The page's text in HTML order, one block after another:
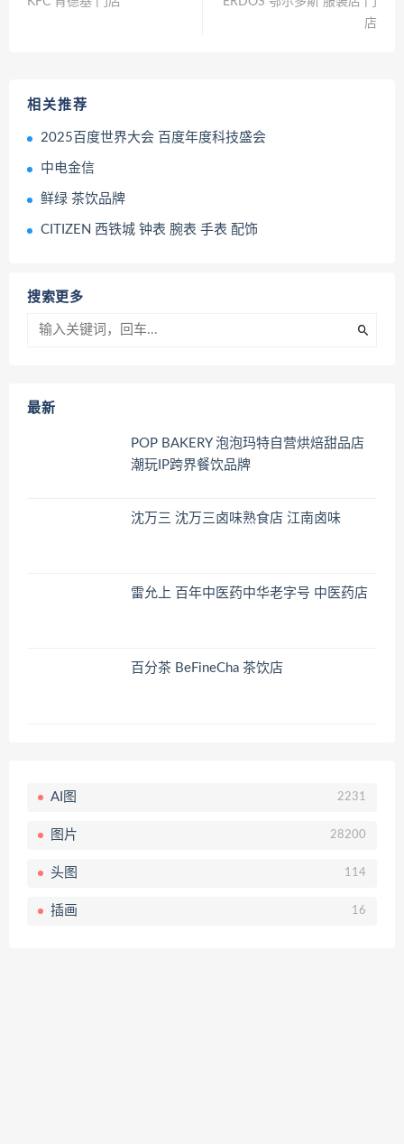
店
相关推荐
2025百度世界大会 百度年度科技盛会
中电金信
鲜绿 ‌茶饮品牌
CITIZEN 西铁城 钟表 腕表 手表 配饰
搜索更多
最新
POP BAKERY 泡泡玛特自营烘焙甜品店
潮玩IP跨界餐饮品牌
沈万三 沈万三卤味熟食店 江南卤味
雷允上 百年中医药中华老字号 中医药店
百分茶 BeFineCha 茶饮店
AI图 2231
图片 28200
头图 114
插画 16